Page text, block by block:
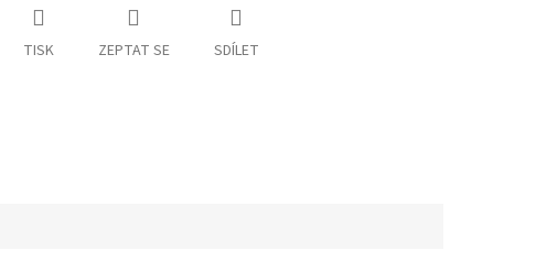
TISK ZEPTAT SE SDÍLET